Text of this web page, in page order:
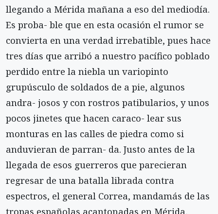
llegando a Mérida mañana a eso del mediodía.
Es proba- ble que en esta ocasión el rumor se
convierta en una verdad irrebatible, pues hace
tres días que arribó a nuestro pacífico poblado
perdido entre la niebla un variopinto
grupúsculo de soldados de a pie, algunos
andra- josos y con rostros patibularios, y unos
pocos jinetes que hacen caraco- lear sus
monturas en las calles de piedra como si
anduvieran de parran- da. Justo antes de la
llegada de esos guerreros que parecieran
regresar de una batalla librada contra
espectros, el general Correa, mandamás de las
tropas españolas acantonadas en Mérida,